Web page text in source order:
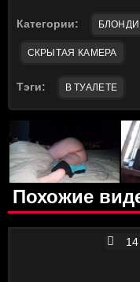
Категории:
СКРЫТАЯ КАМЕРА
Тэги: В ТУАЛЕТЕ
Похожие